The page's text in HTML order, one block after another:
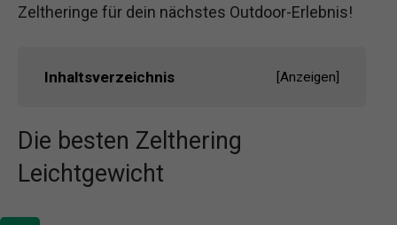
Zeltheringe für dein nächstes Outdoor-Erlebnis!
Inhaltsverzeichnis [Anzeigen]
Die besten Zelthering
Leichtgewicht